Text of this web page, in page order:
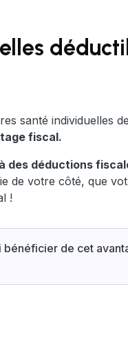
santé individuelles
fiscal.
des déductions
de votre côté, que
!
bénéficier de cet